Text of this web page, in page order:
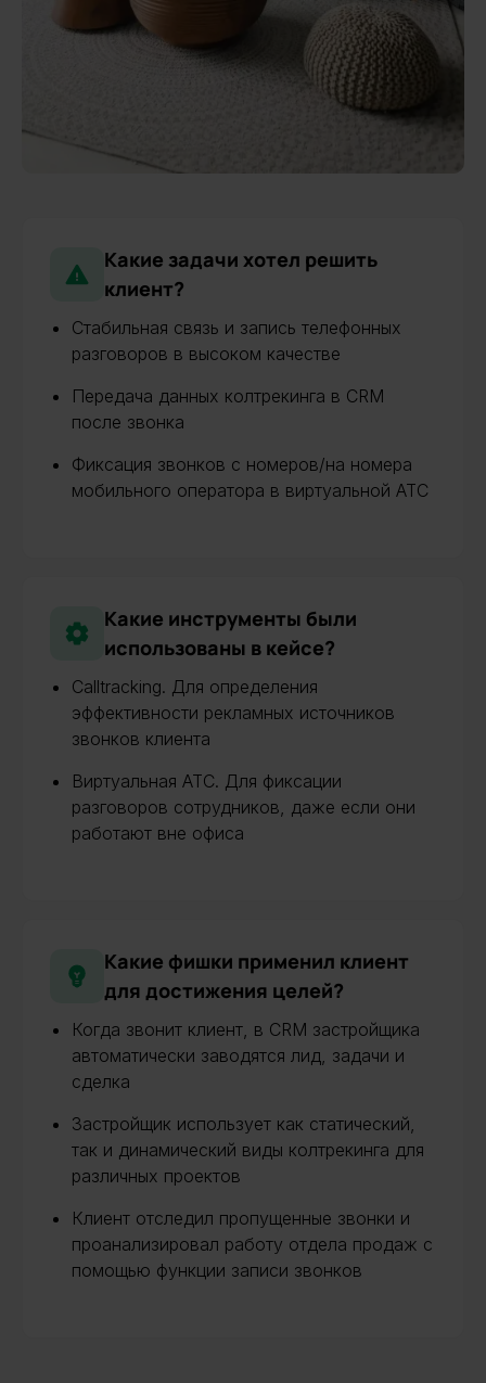
Какие задачи хотел решить
клиент?
Стабильная связь и запись телефонных
разговоров в высоком качестве
Передача данных колтрекинга в CRM
после звонка
Фиксация звонков с номеров/на номера
мобильного оператора в виртуальной АТС
Какие инструменты были
использованы в кейсе?
Calltracking. Для определения
эффективности рекламных источников
звонков клиента
Виртуальная АТС. Для фиксации
разговоров сотрудников, даже если они
работают вне офиса
Какие фишки применил клиент
для достижения целей?
Когда звонит клиент, в CRM застройщика
автоматически заводятся лид, задачи и
сделка
Застройщик использует как статический,
так и динамический виды колтрекинга для
различных проектов
Клиент отследил пропущенные звонки и
проанализировал работу отдела продаж с
помощью функции записи звонков